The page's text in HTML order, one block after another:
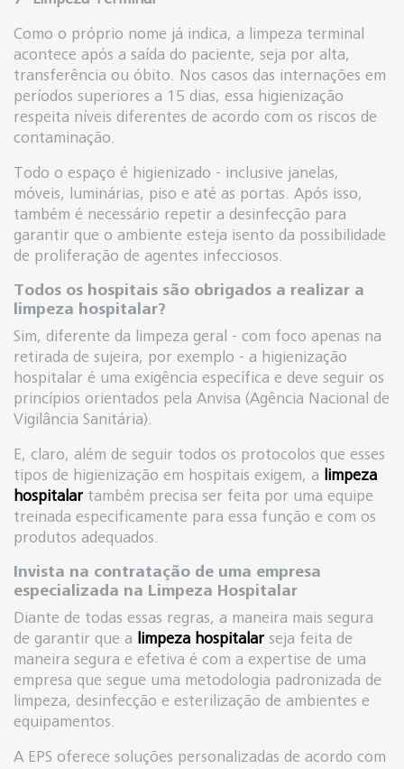
Como o próprio nome já indica, a limpeza terminal
acontece após a saída do paciente, seja por alta,
transferência ou óbito. Nos casos das internações em
períodos superiores a 15 dias, essa higienização
respeita níveis diferentes de acordo com os riscos de
contaminação.
Todo o espaço é higienizado - inclusive janelas,
móveis, luminárias, piso e até as portas. Após isso,
também é necessário repetir a desinfecção para
garantir que o ambiente esteja isento da possibilidade
de proliferação de agentes infecciosos.
Todos os hospitais são obrigados a realizar a
limpeza hospitalar?
Sim, diferente da limpeza geral - com foco apenas na
retirada de sujeira, por exemplo - a higienização
hospitalar é uma exigência específica e deve seguir os
princípios orientados pela Anvisa (Agência Nacional de
Vigilância Sanitária).
E, claro, além de seguir todos os protocolos que esses
tipos de higienização em hospitais exigem, a
limpeza
hospitalar também precisa ser feita por uma equipe
treinada especificamente para essa função e com os
produtos adequados.
Invista na contratação de uma empresa
especializada na Limpeza Hospitalar
Diante de todas essas regras, a maneira mais segura
de garantir que a
limpeza hospitalar seja feita de
maneira segura e efetiva é com a expertise de uma
empresa que segue uma metodologia padronizada de
limpeza, desinfecção e esterilização de ambientes e
equipamentos.
A EPS oferece soluções personalizadas de acordo com